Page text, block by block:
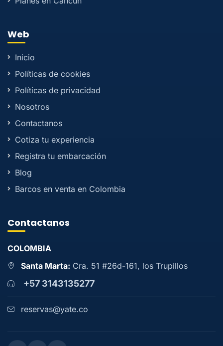
Web
Inicio
Políticas de cookies
Políticas de privacidad
Nosotros
Contactanos
Cotiza tu experiencia
Registra tu embarcación
Blog
Barcos en venta en Colombia
Contactanos
COLOMBIA
Santa Marta: Cra. 51 #26d-161, los Trupillos
+57 3143135277
reservas@yate.co